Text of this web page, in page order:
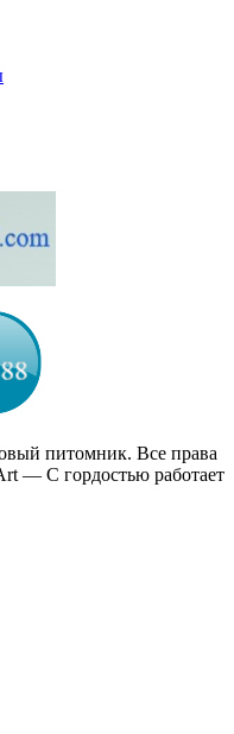
питомник. Все права
— С гордостью работает